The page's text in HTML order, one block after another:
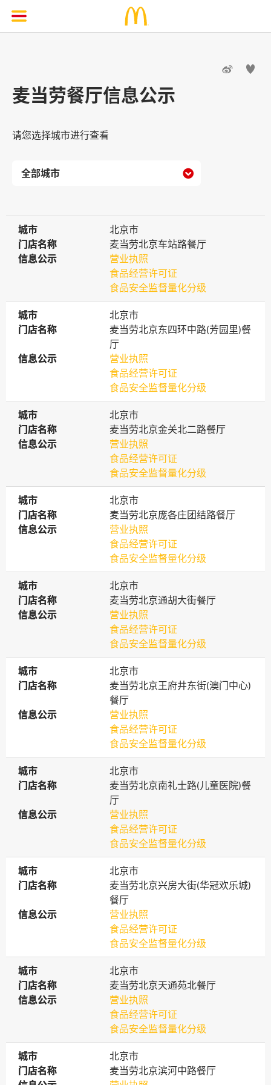
 
麦当劳餐厅信息公示
请您选择城市进行查看

城市
城市
北京市
门店名称
门店名称
麦当劳北京车站路餐厅
信息公示
信息公示
营业执照
食品经营许可证
食品安全监督量化分级
城市
城市
北京市
门店名称
门店名称
麦当劳北京东四环中路(芳园里)餐
厅
信息公示
信息公示
营业执照
食品经营许可证
食品安全监督量化分级
城市
城市
北京市
门店名称
门店名称
麦当劳北京金关北二路餐厅
信息公示
信息公示
营业执照
食品经营许可证
食品安全监督量化分级
城市
城市
北京市
门店名称
门店名称
麦当劳北京庞各庄团结路餐厅
信息公示
信息公示
营业执照
食品经营许可证
食品安全监督量化分级
城市
城市
北京市
门店名称
门店名称
麦当劳北京通胡大街餐厅
信息公示
信息公示
营业执照
食品经营许可证
食品安全监督量化分级
城市
城市
北京市
门店名称
门店名称
麦当劳北京王府井东街(澳门中心)
餐厅
信息公示
信息公示
营业执照
食品经营许可证
食品安全监督量化分级
城市
城市
北京市
门店名称
门店名称
麦当劳北京南礼士路(儿童医院)餐
厅
信息公示
信息公示
营业执照
食品经营许可证
食品安全监督量化分级
城市
城市
北京市
门店名称
门店名称
麦当劳北京兴房大街(华冠欢乐城)
餐厅
信息公示
信息公示
营业执照
食品经营许可证
食品安全监督量化分级
城市
城市
北京市
门店名称
门店名称
麦当劳北京天通苑北餐厅
信息公示
信息公示
营业执照
食品经营许可证
食品安全监督量化分级
城市
城市
北京市
门店名称
门店名称
麦当劳北京滨河中路餐厅